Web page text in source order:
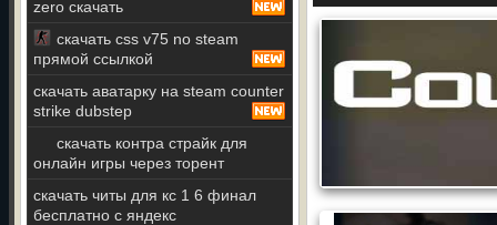
zero скачать
скачать css v75 no steam
прямой ссылкой
скачать аватарку на steam counter
strike dubstep
скачать контра страйк для
онлайн игры через торент
скачать читы для кс 1 6 финал
бесплатно с яндекс